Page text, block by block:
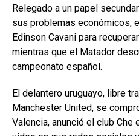
Relegado a un papel
sus problemas económicos,
Edinson Cavani para
mientras que el Matador
campeonato español.
El delantero uruguayo, libre
Manchester United, se
Valencia, anunció el club